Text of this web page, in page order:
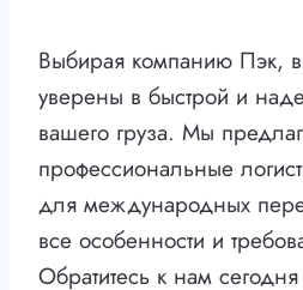
Выбирая компанию Пэк,
уверены в быстрой и
вашего груза. Мы
профессиональные
для международных
все особенности и
Обратитесь к нам сегодня